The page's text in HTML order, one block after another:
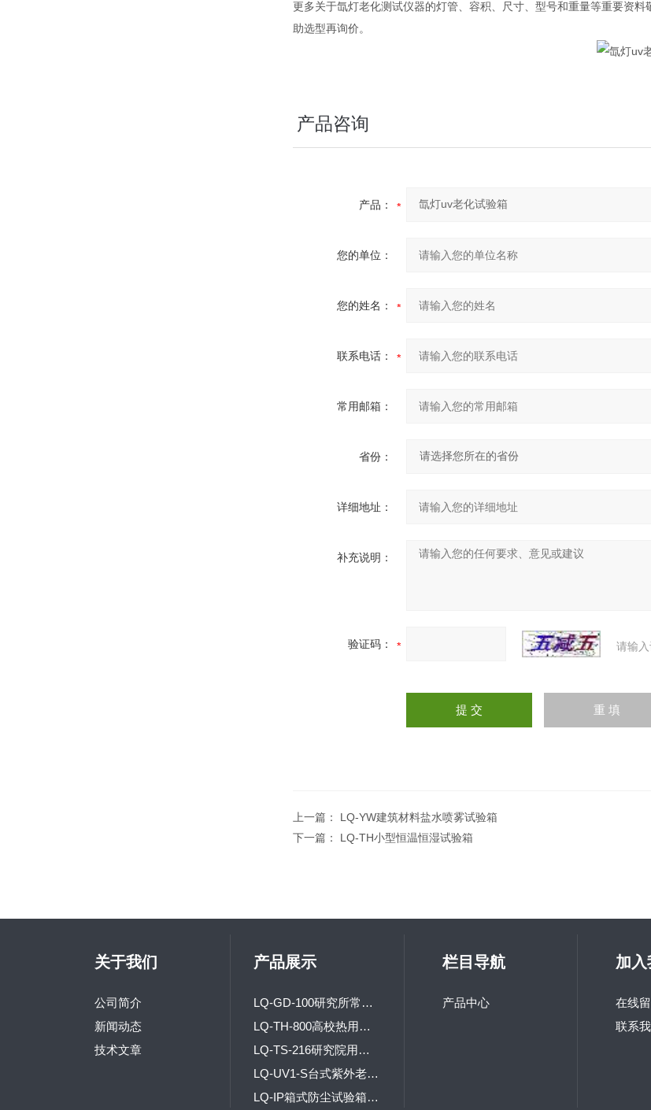
更多关于氙灯老化测试仪器的灯管、容积、尺寸、型号和重量等重要资
助选型再询价。
产品咨询
产品：
您的单位：
您的姓名：
联系电话：
常用邮箱：
省份：
详细地址：
补充说明：
验证码： 请输
上一篇： LQ-YW建筑材料盐水喷雾试验箱
下一篇： LQ-TH小型恒温恒湿试验箱
关于我们
公司简介
新闻动态
技术文章
产品展示
LQ-GD-100研究所常用高低温交变试验箱
LQ-TH-800高校热用可程式恒温恒湿箱
LQ-TS-216研究院用冲击试验机
LQ-UV1-S台式紫外老化试验箱
LQ-IP箱式防尘试验箱 砂尘试验箱
栏目导航
产品中心
加入
在线
联系